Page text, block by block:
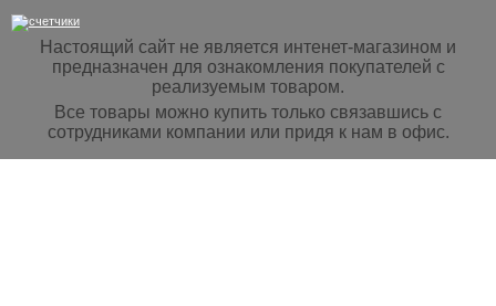
Настоящий сайт не является интенет-магазином и
предназначен для ознакомления покупателей с
реализуемым товаром.
Все товары можно купить только связавшись с
сотрудниками компании или придя к нам в офис.